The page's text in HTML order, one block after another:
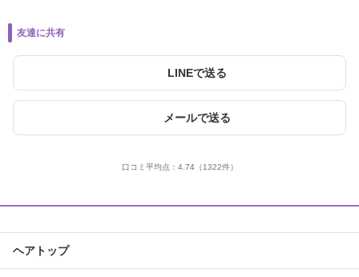
友達に共有
LINEで送る
メールで送る
口コミ平均点： 4.74（1322件）
ヘアトップ